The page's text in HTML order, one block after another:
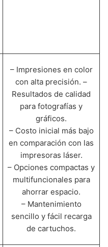
– Impresiones en color
con alta precisión. –
Resultados de calidad
para fotografías y
gráficos.
– Costo inicial más bajo
en comparación con las
impresoras láser.
– Opciones compactas y
multifuncionales para
ahorrar espacio.
– Mantenimiento
sencillo y fácil recarga
de cartuchos.